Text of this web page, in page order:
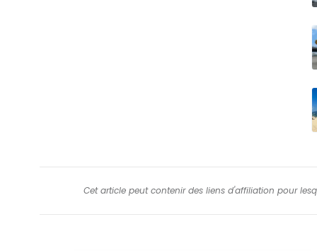
Cet article peut contenir des liens d'affiliation pour